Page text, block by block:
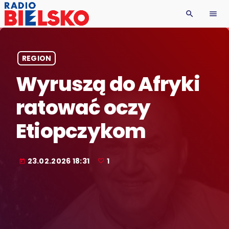
search menu
REGION
Wyruszą do Afryki
ratować oczy
Etiopczykom
today 23.02.2026 18:31 1